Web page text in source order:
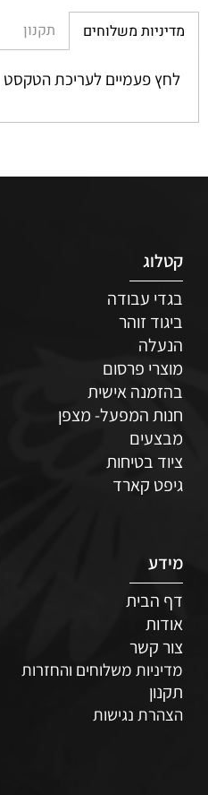
מדיניות משלוחים תקנון
לחץ פעמיים לעריכת הטקסט
קטלוג
בגדי עבודה
ביגוד זוהר
הנעלה
מוצרי פרסום
בהזמנה אישית
חנות המפעל- מצפן
מבצעים
ציוד בטיחות
גיפט קארד
מידע
דף הבית
אודות
צור קשר
מדיניות משלוחים והחזרות
תקנון
הצהרת נגישות